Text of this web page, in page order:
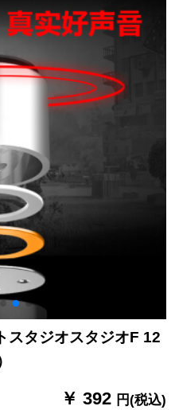
ト
マイクリングの音の
通话の変音のソフ
スタジオスタジオF 12
￥ 392 円(税込)